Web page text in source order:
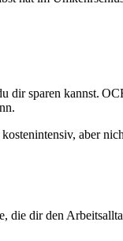
dir sparen kannst.
aber
die dir den